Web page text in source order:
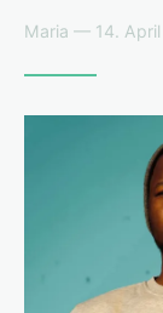
Maria — 14.